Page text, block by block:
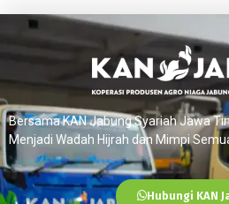
Bersama KAN Jabung Syariah Jawa
Menjadi Wadah Hijrah dan Mimpi
Hubungi KAN